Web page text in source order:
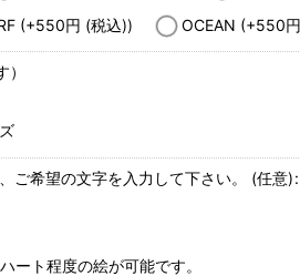
(+550円 (税込)) OCEAN (+550円
ご希望の文字を入力して下さい。 (任意):
ート程度の絵が可能です。